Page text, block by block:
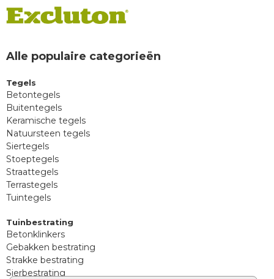
Alle populaire categorieën
Tegels
Betontegels
Buitentegels
Keramische tegels
Natuursteen tegels
Siertegels
Stoeptegels
Straattegels
Terrastegels
Tuintegels
Tuinbestrating
Betonklinkers
Gebakken bestrating
Strakke bestrating
Sierbestrating